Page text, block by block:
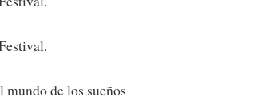
de los sueños